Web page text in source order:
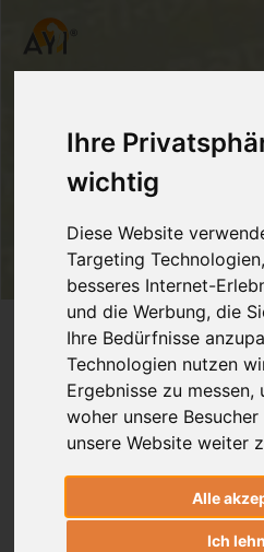
Ihre
wichtig
Diese Website
Targeting
besseres Internet-
und die Werbung, die
Ihre Bedürfnisse
Technologien nutzen
Ergebnisse zu messen,
woher unsere
unsere Website weiter
Alle
Ich